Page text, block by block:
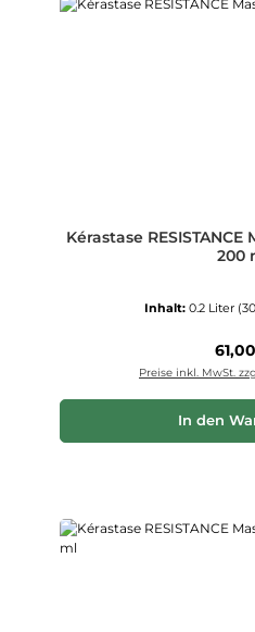
Kérastase
200
Inhalt: 0.2 Liter
Preise inkl. MwSt.
In den